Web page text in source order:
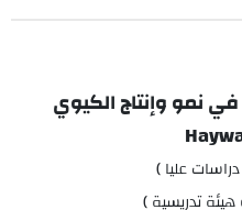
في نمو وإنتاج الكيوي
عليا )
تدريسية )